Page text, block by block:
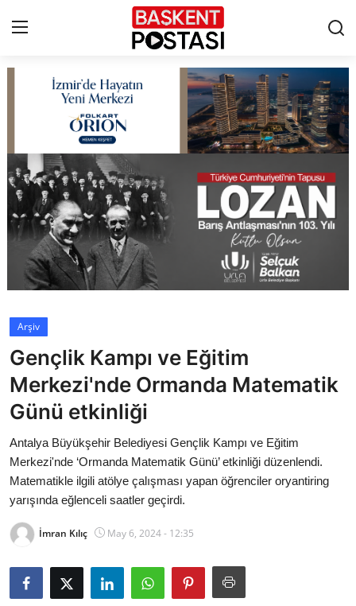
Çerez Politikası
Künye
Ankara
TBMM
Cumhurbaşkanlığı
Bakanlıklar
Siyasi Partiler
Mülki İdare
Toplum ve Yaşam
Sivil Toplum Kuruluşları
Kamu Kurumları ve Üst Kurullar
Arşiv
Gençlik Kampı ve Eğitim
Merkezi'nde Ormanda Matematik
Günü etkinliği
Antalya Büyükşehir Belediyesi Gençlik Kampı ve Eğitim
Merkezi'nde ‘Ormanda Matematik Günü’ etkinliği düzenlendi.
Matematikle ilgili atölye çalışması yapan öğrenciler oryantiring
yarışında eğlenceli saatler geçirdi.
İmran Kılıç May 6, 2024 - 12:35